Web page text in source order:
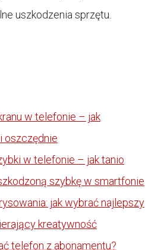
uszkodzenia sprzętu.
w telefonie – jak
oszczędnie
w telefonie – jak tanio
szybkę w smartfonie
jak wybrać najlepszy
kreatywność
telefon z abonamentu?